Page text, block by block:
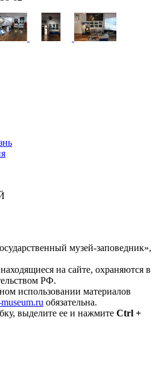
музей-заповедник»,
на сайте, охраняются в
РФ.
использовании материалов
обязательна.
выделите ее и нажмите Ctrl +